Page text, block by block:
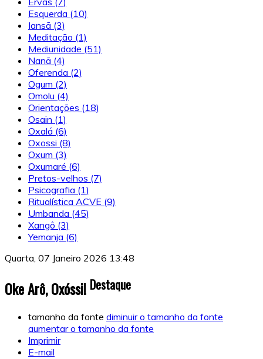
Esquerda (10)
Iansã (3)
Meditação (1)
Mediunidade (51)
Nanã (4)
Oferenda (2)
Ogum (2)
Omolu (4)
Orientações (18)
Osain (1)
Oxalá (6)
Oxossi (8)
Oxum (3)
Oxumaré (6)
Pretos-velhos (7)
Psicografia (1)
Ritualística ACVE (9)
Umbanda (45)
Xangô (3)
Yemanja (6)
Quarta, 07 Janeiro 2026 13:48
Oke Arô, Oxóssi! Destaque
tamanho da fonte diminuir o tamanho da fonte
aumentar o tamanho da fonte
Imprimir
E-mail